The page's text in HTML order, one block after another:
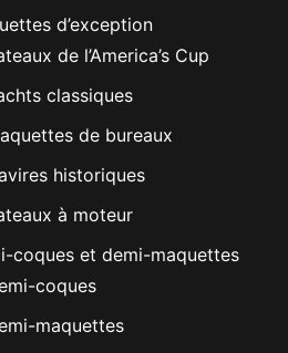
d’exception
de l’America’s Cup
classiques
de bureaux
historiques
à moteur
coques et demi-maquettes
coques
maquettes